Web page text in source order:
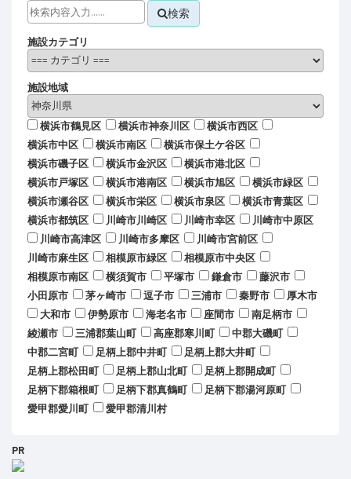
検索
施設カテゴリ
施設地域
横浜市鶴見区 横浜市神奈川区
横浜市西区
横浜市中区
横浜市南区
横浜市保土ケ谷区
横浜市磯子区
横浜市金沢区
横浜市港北区
横浜市戸塚区
横浜市港南区 横浜市旭区
横浜市緑区
横浜市瀬谷区
横浜市栄区 横浜市泉区
横浜市青葉区
横浜市都筑区
川崎市川崎区 川崎市幸区
川崎市中原区
川崎市高津区
川崎市多摩区
川崎市宮前区
川崎市麻生区
相模原市緑区
相模原市中央区
相模原市南区
横須賀市 平塚市 鎌倉市
藤沢市
小田原市
茅ヶ崎市 逗子市 三浦市 秦野市
厚木市
大和市
伊勢原市 海老名市 座間市
南足柄市
綾瀬市
三浦郡葉山町 高座郡寒川町
中郡大磯町
中郡二宮町
足柄上郡中井町
足柄上郡大井町
足柄上郡松田町
足柄上郡山北町
足柄上郡開成町
足柄下郡箱根町
足柄下郡真鶴町
足柄下郡湯河原町
愛甲郡愛川町
愛甲郡清川村
PR